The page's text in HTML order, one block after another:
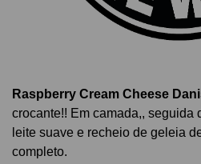
Raspberry Cream Cheese
crocante!! Em camada,, seguida
leite suave e recheio de geleia
completo.